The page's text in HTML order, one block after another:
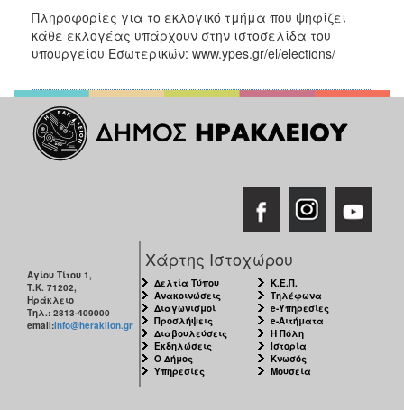
ΔΗΜΟΤΗΣ
ΗΡΑΚΛΕΙΟ
Πληροφορίες για το εκλογικό τμήμα που ψηφίζει
κάθε εκλογέας υπάρχουν στην ιστοσελίδα του
υπουργείου Εσωτερικών: www.ypes.gr/el/elections/
Αγίου Τίτου 1,
Τ.Κ. 71202,
Ηράκλειο
Τηλ.: 2813-409000
email:info@heraklion.gr
Χάρτης Ιστοχώρου
Δελτία Τύπου
Ανακοινώσεις
Διαγωνισμοί
Προσλήψεις
Διαβουλεύσεις
Εκδηλώσεις
Ο Δήμος
Υπηρεσίες
Κ.Ε.Π.
Τηλέφωνα
e-Υπηρεσίες
e-Αιτήματα
Η Πόλη
Ιστορία
Κνωσός
Μουσεία